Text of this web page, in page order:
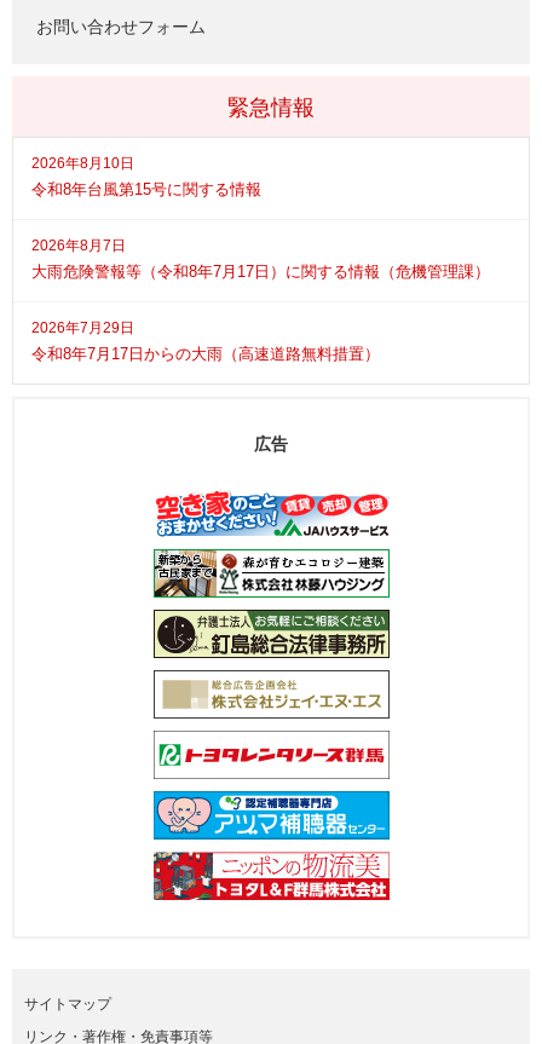
お問い合わせフォーム
緊急情報
2026年8月10日
令和8年台風第15号に関する情報
2026年8月7日
大雨危険警報等（令和8年7月17日）に関する情報（危機管理課）
2026年7月29日
令和8年7月17日からの大雨（高速道路無料措置）
広告
サイトマップ
リンク・著作権・免責事項等